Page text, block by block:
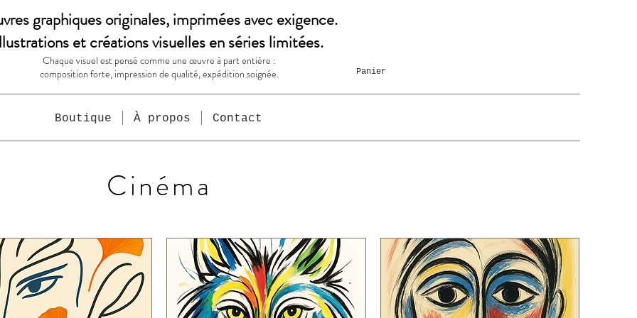
graphiques originales, imprimées avec exigence.
et créations visuelles en séries limitées.
Chaque visuel est pensé comme une œuvre à part entière :
composition forte, impression de qualité, expédition soignée.
Panier
Boutique À propos Contact
Cinéma